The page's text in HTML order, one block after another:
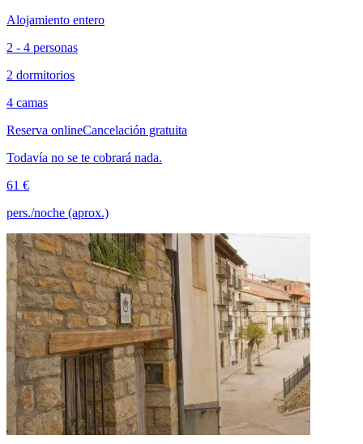
Alojamiento entero
2 - 4 personas
2 dormitorios
4 camas
Reserva onlineCancelación gratuita
Todavía no se te cobrará nada.
61 €
pers./noche (aprox.)